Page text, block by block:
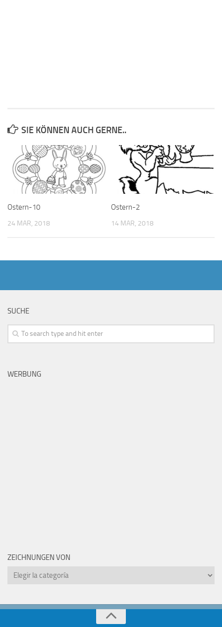
SIE KÖNNEN AUCH GERNE..
Ostern-10
24 MAR, 2018
Ostern-2
14 MAR, 2018
SUCHE
WERBUNG
ZEICHNUNGEN VON
Zeichnungen